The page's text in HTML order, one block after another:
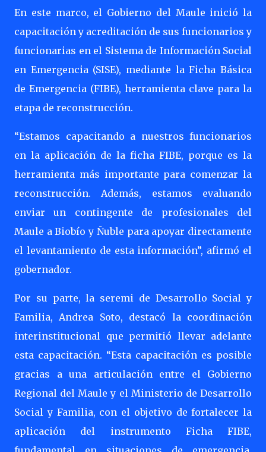
En este marco, el Gobierno del Maule inició la
capacitación y acreditación de sus funcionarios y
funcionarias en el Sistema de Información Social
en Emergencia (SISE), mediante la Ficha Básica
de Emergencia (FIBE), herramienta clave para la
etapa de reconstrucción.
“Estamos capacitando a nuestros funcionarios
en la aplicación de la ficha FIBE, porque es la
herramienta más importante para comenzar la
reconstrucción. Además, estamos evaluando
enviar un contingente de profesionales del
Maule a Biobío y Ñuble para apoyar directamente
el levantamiento de esta información”, afirmó el
gobernador.
Por su parte, la seremi de Desarrollo Social y
Familia, Andrea Soto, destacó la coordinación
interinstitucional que permitió llevar adelante
esta capacitación. “Esta capacitación es posible
gracias a una articulación entre el Gobierno
Regional del Maule y el Ministerio de Desarrollo
Social y Familia, con el objetivo de fortalecer la
aplicación del instrumento Ficha FIBE,